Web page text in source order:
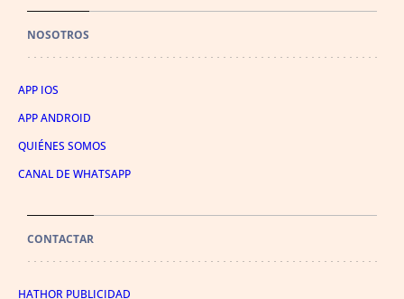
NOSOTROS
APP IOS
APP ANDROID
QUIÉNES SOMOS
CANAL DE WHATSAPP
CONTACTAR
HATHOR PUBLICIDAD